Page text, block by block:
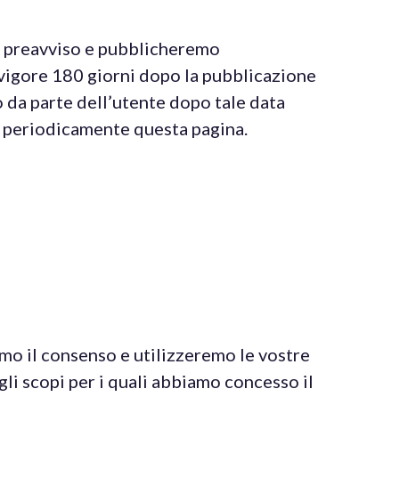
e pubblicheremo
180 giorni dopo la pubblicazione
parte dell’utente dopo tale data
questa pagina.
il consenso e utilizzeremo le vostre
scopi per i quali abbiamo concesso il